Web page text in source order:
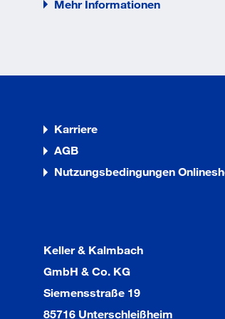
Mehr Informationen
Karriere
AGB
Nutzungsbedingungen
Keller & Kalmbach
GmbH & Co. KG
Siemensstraße 19
85716 Unterschleißheim